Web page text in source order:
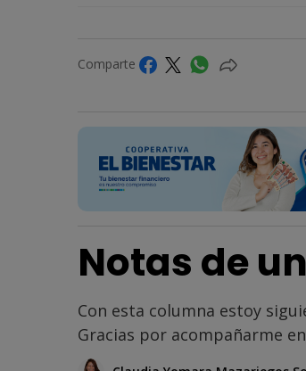
Comparte
Notas de
Con esta columna estoy
Gracias por acompañarme